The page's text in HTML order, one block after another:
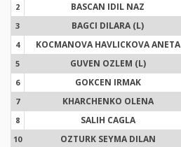
2 BASCAN IDIL NAZ
3 BAGCI DILARA (L)
4 KOCMANOVA HAVLICKOVA ANETA
5 GUVEN OZLEM (L)
6 GOKCEN IRMAK
7 KHARCHENKO OLENA
8 SALIH CAGLA
10 OZTURK SEYMA DILAN